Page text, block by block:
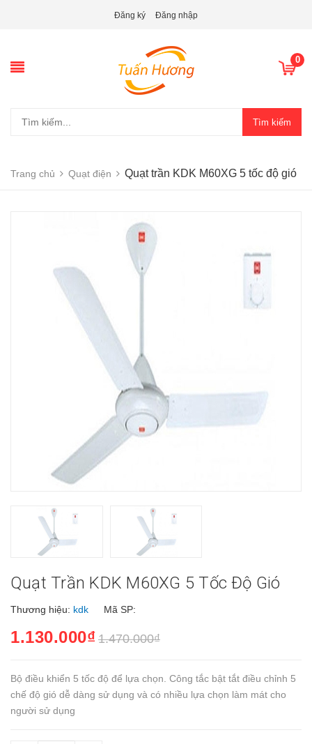
Đăng ký Đăng nhập
0
Tìm kiếm
Trang chủ Quạt điện Quạt trần KDK M60XG 5 tốc độ gió
Quạt Trần KDK M60XG 5 Tốc Độ Gió
Thương hiệu: kdk Mã SP:
1.130.000₫ 1.470.000₫
Bộ điều khiển 5 tốc độ để lựa chọn. Công tắc bật tắt điều chỉnh 5
chế độ gió dễ dàng sử dụng và có nhiều lựa chọn làm mát cho
người sử dụng